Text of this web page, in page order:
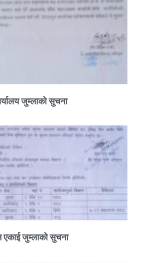
जुम्लाकाे सुचना
एकाई जुम्लाको सुचना